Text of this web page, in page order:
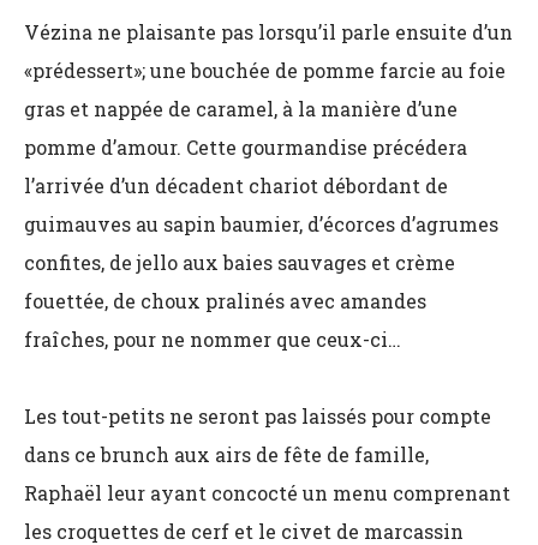
Vézina ne plaisante pas lorsqu’il parle ensuite d’un
«prédessert»; une bouchée de pomme farcie au foie
gras et nappée de caramel, à la manière d’une
pomme d’amour. Cette gourmandise précédera
l’arrivée d’un décadent chariot débordant de
guimauves au sapin baumier, d’écorces d’agrumes
confites, de jello aux baies sauvages et crème
fouettée, de choux pralinés avec amandes
fraîches, pour ne nommer que ceux-ci…
Les tout-petits ne seront pas laissés pour compte
dans ce brunch aux airs de fête de famille,
Raphaël leur ayant concocté un menu comprenant
les croquettes de cerf et le civet de marcassin